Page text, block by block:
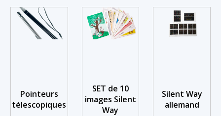
Pointeurs
télescopiques
SET de 10
images Silent
Way
Silent Way
allemand